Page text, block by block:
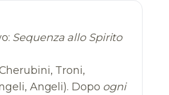
Sequenza allo Spirito
Troni,
Angeli). Dopo ogni